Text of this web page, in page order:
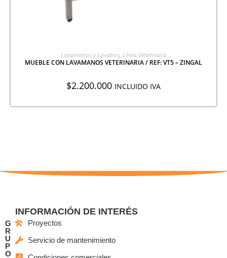
AGREGAR A COTIZACIÓN
Lavamanos y Lavabos, Línea Veterinaria
MUEBLE CON LAVAMANOS VETERINARIA / REF: VT5 – ZINGAL
$2.200.000 INCLUIDO IVA
G
R
U
P
O
INFORMACIÓN DE INTERÉS
Proyectos
Servicio de mantenimiento